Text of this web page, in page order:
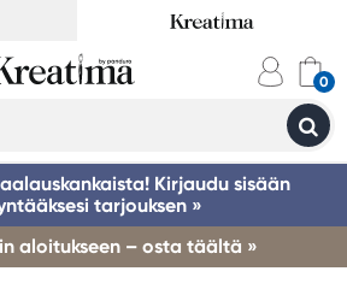
Kirjaudu sisään
tarjouksen »
aloitukseen – osta täältä »